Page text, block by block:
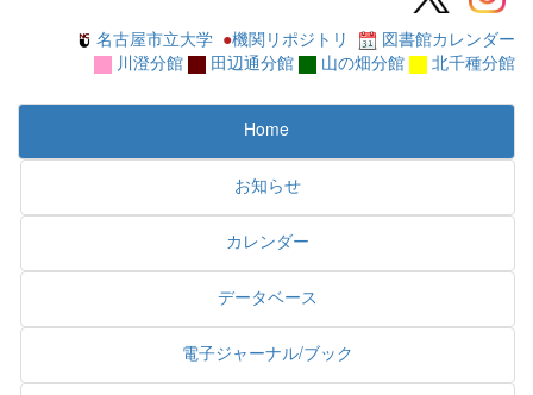
名古屋市立大学 ●機関リポジトリ
図書館カレンダー
川澄分館
田辺通分館 山の畑分館 北千種分館
Home
お知らせ
カレンダー
データベース
電子ジャーナル/ブック